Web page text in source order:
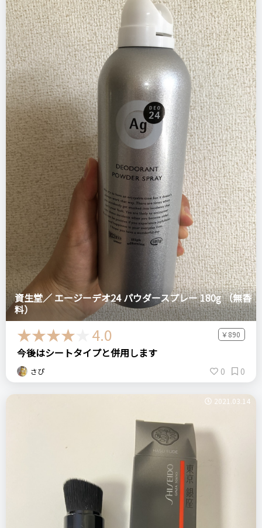
資生堂／ エージーデオ24 パウダースプレー 180g （無香
料）
4.0 ￥890
今後はシートタイプと併用します
さぴ 0 0
2021.03.14